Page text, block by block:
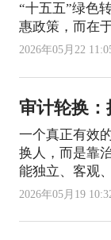
“十五五”绿色
惠政策，而在
2026年05月22
审计轮换
一个真正有效
换人，而是靠
能独立、客观
2026年05月19